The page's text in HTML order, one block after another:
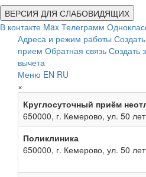
ВЕРСИЯ ДЛЯ СЛАБОВИДЯЩИХ
В контакте Max Телеграмм
Адреса и режим работы
прием Обратная связь Создать
вычета
Меню EN RU
×
Круглосуточный приём
650000, г. Кемерово, ул. 50
Поликлиника
650000, г. Кемерово, ул. 50